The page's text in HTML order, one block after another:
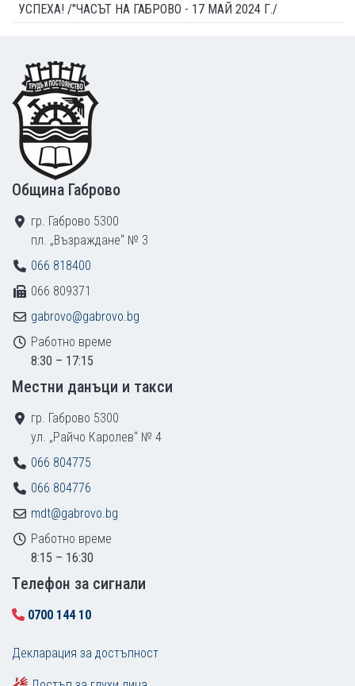
УСПЕХА! /"ЧАСЪТ НА ГАБРОВО - 17 МАЙ 2024 Г./
Footer
Община Габрово
гр. Габрово 5300
пл. „Възраждане“ № 3
066 818400
066 809371
gabrovo@gabrovo.bg
Работно време
8:30 – 17:15
Местни данъци и такси
гр. Габрово 5300
ул. „Райчо Каролев“ № 4
066 804775
066 804776
mdt@gabrovo.bg
Работно време
8:15 – 16:30
Tелефон за сигнали
0700 144 10
Декларация за достъпност